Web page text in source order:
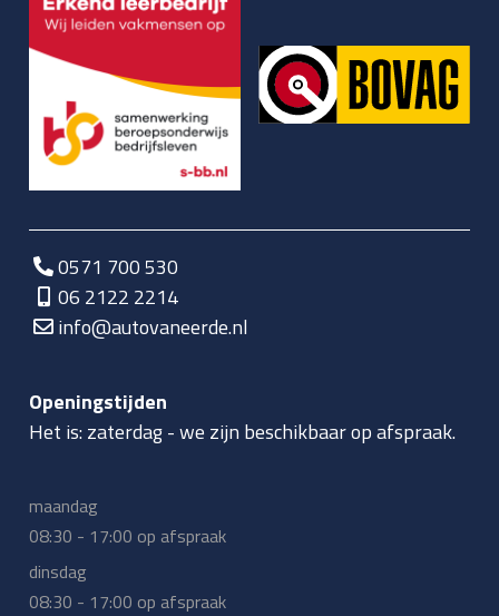
0571 700 530
06 2122 2214
info@autovaneerde.nl
Openingstijden
Het is:zaterdag-we zijn beschikbaar op afspraak.
maandag
08:30 - 17:00 op afspraak
dinsdag
08:30 - 17:00 op afspraak